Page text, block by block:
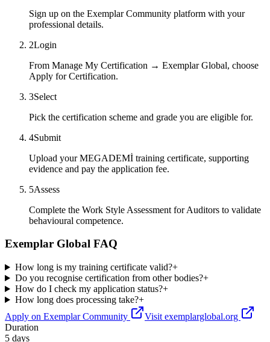
Sign up on the Exemplar Community platform with your
professional details.
2Login
From Manage My Certification → Exemplar Global, choose
Apply for Certification.
3Select
Pick the certification scheme and grade you are eligible for.
4Submit
Upload your MEGADEMİ training certificate, supporting
evidence and pay the application fee.
5Assess
Complete the Work Style Assessment for Auditors to validate
behavioural competence.
Exemplar Global FAQ
How long is my training certificate valid?+
Do you recognise certification from other bodies?+
How do I check my application status?+
How long does processing take?+
Apply on Exemplar Community
Visit exemplarglobal.org
Duration
5 days